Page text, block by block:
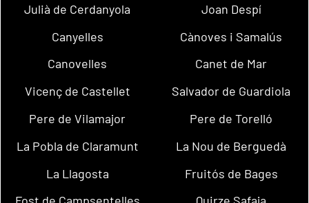
Julià de Cerdanyola
Joan Despí
Canyelles
Cànoves i Samalús
Canovelles
Canet de Mar
Vicenç de Castellet
Salvador de Guardiola
Pere de Vilamajor
Pere de Torelló
La Pobla de Claramunt
La Nou de Berguedà
La Llagosta
Fruitós de Bages